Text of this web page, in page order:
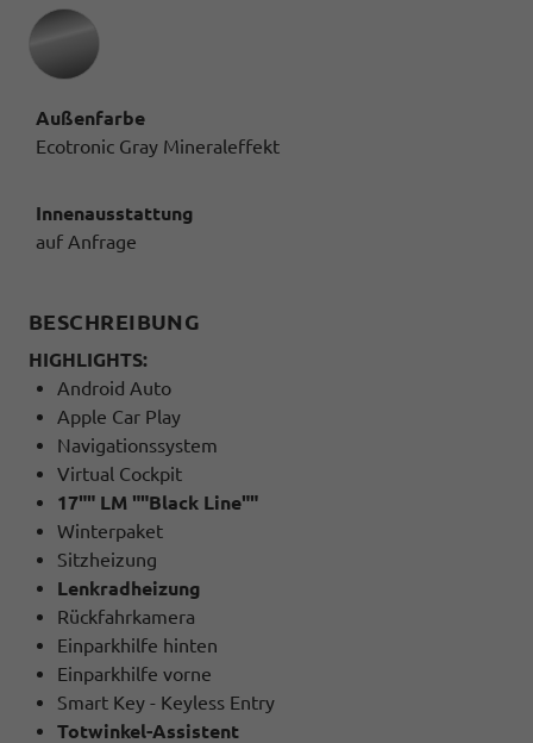
Außenfarbe
Ecotronic Gray Mineraleffekt
Innenausstattung
auf Anfrage
BESCHREIBUNG
HIGHLIGHTS:
Android Auto
Apple Car Play
Navigationssystem
Virtual Cockpit
17"" LM ""Black Line""
Winterpaket
Sitzheizung
Lenkradheizung
Rückfahrkamera
Einparkhilfe hinten
Einparkhilfe vorne
Smart Key - Keyless Entry
Totwinkel-Assistent